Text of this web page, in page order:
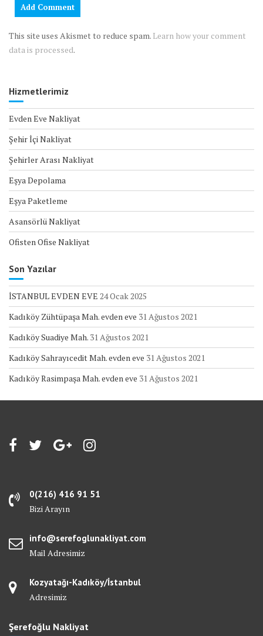
This site uses Akismet to reduce spam. Learn how your comment
data is processed.
Hizmetlerimiz
Evden Eve Nakliyat
Şehir İçi Nakliyat
Şehirler Arası Nakliyat
Eşya Depolama
Eşya Paketleme
Asansörlü Nakliyat
Ofisten Ofise Nakliyat
Son Yazılar
İSTANBUL EVDEN EVE 24 Ocak 2025
Kadıköy Zühtüpaşa Mah. evden eve 31 Ağustos 2021
Kadıköy Suadiye Mah. 31 Ağustos 2021
Kadıköy Sahrayıcedit Mah. evden eve 31 Ağustos 2021
Kadıköy Rasimpaşa Mah. evden eve 31 Ağustos 2021
0(216) 416 91 51
Bizi Arayın
info@serefoglunakliyat.com
Mail Adresimiz
Kozyatağı-Kadıköy/İstanbul
Adresimiz
Şerefoğlu Nakliyat